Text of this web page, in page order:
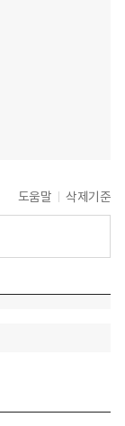
도움말 삭제기준